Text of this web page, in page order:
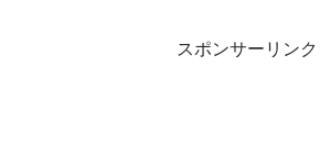
スポンサーリンク